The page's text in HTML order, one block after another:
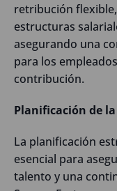
retribución
estructuras
asegurando una
para los
contribución.
Planificación de
La planificación
esencial para
talento y una